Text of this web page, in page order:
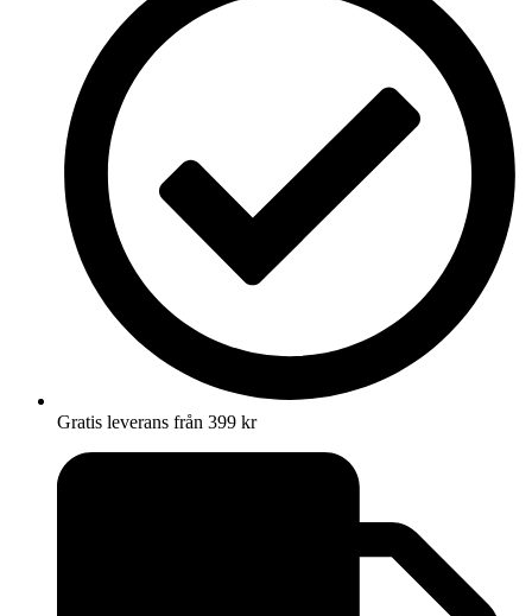
Gratis leverans från 399 kr